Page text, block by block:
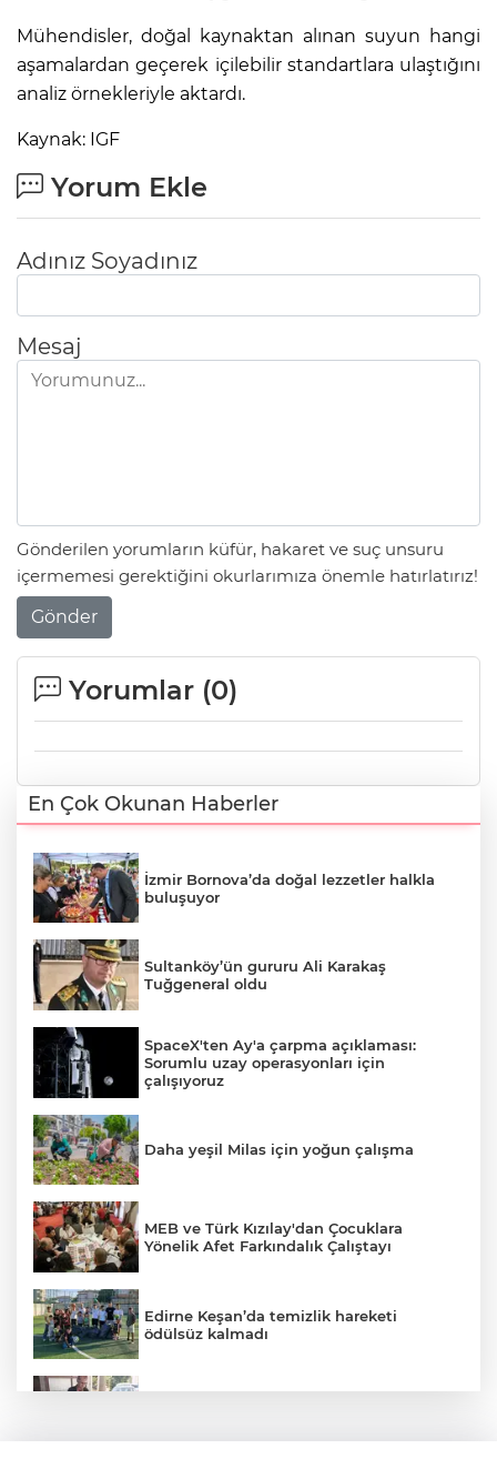
Mühendisler, doğal kaynaktan alınan suyun hangi
aşamalardan geçerek içilebilir standartlara ulaştığını
analiz örnekleriyle aktardı.
Kaynak: IGF
Yorum Ekle
Adınız Soyadınız
Mesaj
Gönderilen yorumların küfür, hakaret ve suç unsuru
içermemesi gerektiğini okurlarımıza önemle hatırlatırız!
Gönder
Yorumlar (0)
En Çok Okunan Haberler
İzmir Bornova’da doğal lezzetler halkla
buluşuyor
Sultanköy’ün gururu Ali Karakaş
Tuğgeneral oldu
SpaceX'ten Ay'a çarpma açıklaması:
Sorumlu uzay operasyonları için
çalışıyoruz
Daha yeşil Milas için yoğun çalışma
MEB ve Türk Kızılay'dan Çocuklara
Yönelik Afet Farkındalık Çalıştayı
Edirne Keşan’da temizlik hareketi
ödülsüz kalmadı